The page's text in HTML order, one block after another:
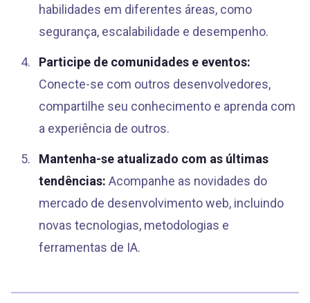
habilidades em diferentes áreas, como
segurança, escalabilidade e desempenho.
Participe de comunidades e eventos:
Conecte-se com outros desenvolvedores,
compartilhe seu conhecimento e aprenda com
a experiência de outros.
Mantenha-se atualizado com as últimas
tendências: Acompanhe as novidades do
mercado de desenvolvimento web, incluindo
novas tecnologias, metodologias e
ferramentas de IA.